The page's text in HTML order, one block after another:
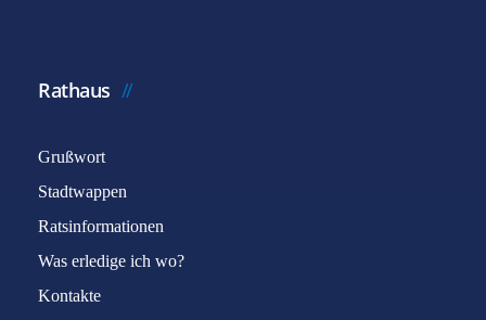
Rathaus
Grußwort
Stadtwappen
Ratsinformationen
Was erledige ich wo?
Kontakte